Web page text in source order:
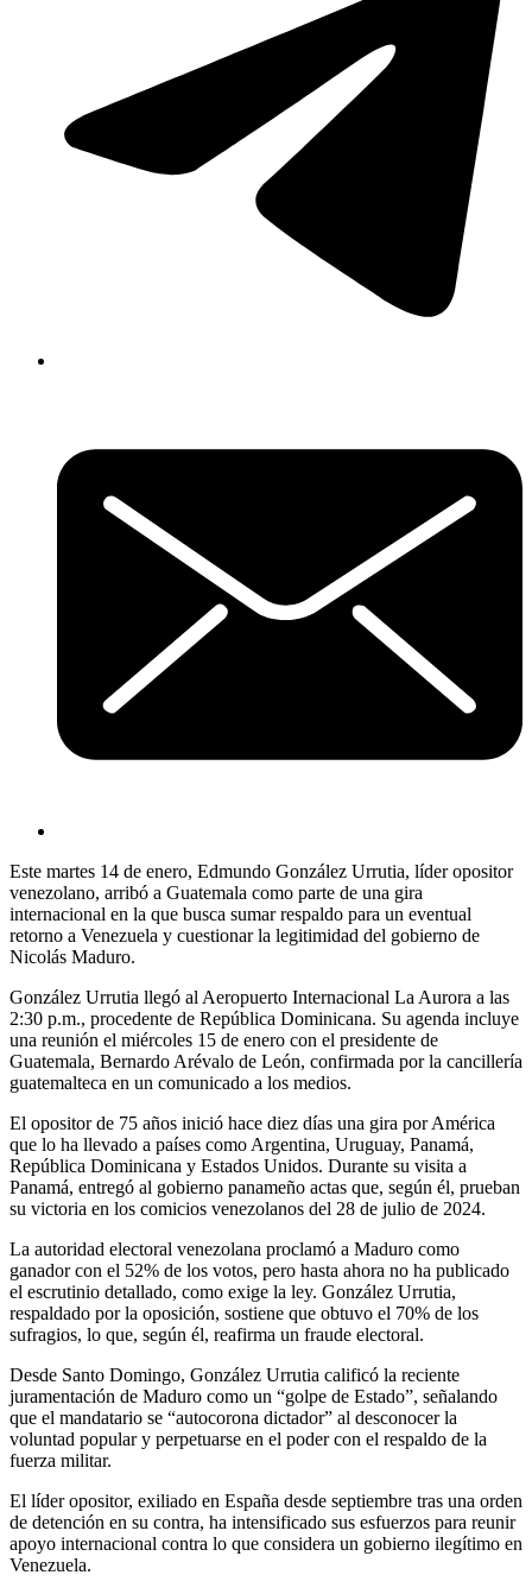
Este martes 14 de enero, Edmundo González Urrutia, líder opositor
venezolano, arribó a Guatemala como parte de una gira
internacional en la que busca sumar respaldo para un eventual
retorno a Venezuela y cuestionar la legitimidad del gobierno de
Nicolás Maduro.
González Urrutia llegó al Aeropuerto Internacional La Aurora a las
2:30 p.m., procedente de República Dominicana. Su agenda incluye
una reunión el miércoles 15 de enero con el presidente de
Guatemala, Bernardo Arévalo de León, confirmada por la cancillería
guatemalteca en un comunicado a los medios.
El opositor de 75 años inició hace diez días una gira por América
que lo ha llevado a países como Argentina, Uruguay, Panamá,
República Dominicana y Estados Unidos. Durante su visita a
Panamá, entregó al gobierno panameño actas que, según él, prueban
su victoria en los comicios venezolanos del 28 de julio de 2024.
La autoridad electoral venezolana proclamó a Maduro como
ganador con el 52% de los votos, pero hasta ahora no ha publicado
el escrutinio detallado, como exige la ley. González Urrutia,
respaldado por la oposición, sostiene que obtuvo el 70% de los
sufragios, lo que, según él, reafirma un fraude electoral.
Desde Santo Domingo, González Urrutia calificó la reciente
juramentación de Maduro como un “golpe de Estado”, señalando
que el mandatario se “autocorona dictador” al desconocer la
voluntad popular y perpetuarse en el poder con el respaldo de la
fuerza militar.
El líder opositor, exiliado en España desde septiembre tras una orden
de detención en su contra, ha intensificado sus esfuerzos para reunir
apoyo internacional contra lo que considera un gobierno ilegítimo en
Venezuela.